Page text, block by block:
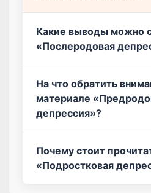
Какие выводы можно
«Послеродовая
На что обратить
материале
депрессия»?
Почему стоит
«Подростковая